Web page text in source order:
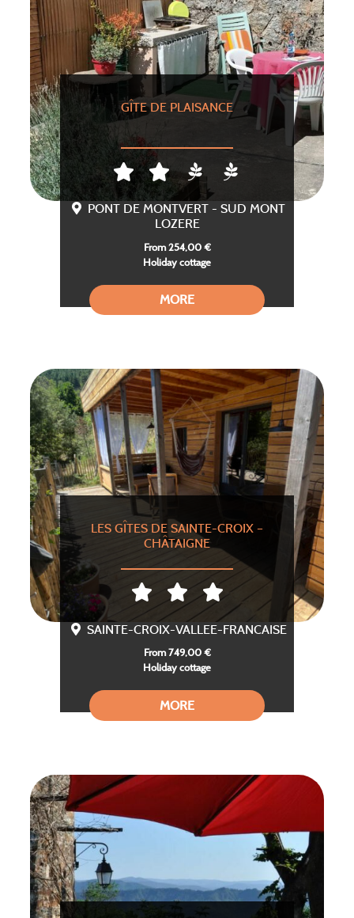
GÎTE DE PLAISANCE
PONT DE MONTVERT - SUD MONT
LOZERE
From 254,00 €
Holiday cottage
MORE
LES GÎTES DE SAINTE-CROIX –
CHÂTAIGNE
SAINTE-CROIX-VALLEE-FRANCAISE
From 749,00 €
Holiday cottage
MORE